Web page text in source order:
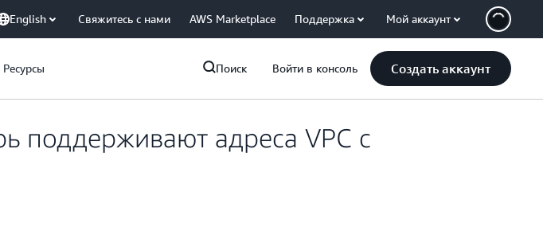
English Свяжитесь с нами AWS Marketplace Поддержка Мой аккаунт
Ресурсы Поиск Войти в консоль Создать аккаунт
поддерживают адреса VPC с